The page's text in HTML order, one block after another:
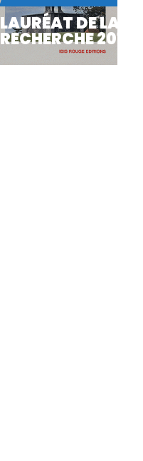
LAURÉAT DE LA
RECHERCHE 2012